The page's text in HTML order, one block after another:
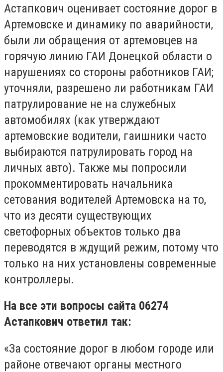
Астапкович оценивает состояние дорог в
Артемовске и динамику по аварийности,
были ли обращения от артемовцев на
горячую линию ГАИ Донецкой области о
нарушениях со стороны работников ГАИ;
уточняли, разрешено ли работникам ГАИ
патрулирование не на служебных
автомобилях (как утверждают
артемовские водители, гаишники часто
выбираются патрулировать город на
личных авто). Также мы попросили
прокомментировать начальника
сетования водителей Артемовска на то,
что из десяти существующих
светофорных объектов только два
переводятся в ждущий режим, потому что
только на них установлены современные
контроллеры.
На все эти вопросы сайта 06274
Астапкович ответил так:
«За состояние дорог в любом городе или
районе отвечают органы местного